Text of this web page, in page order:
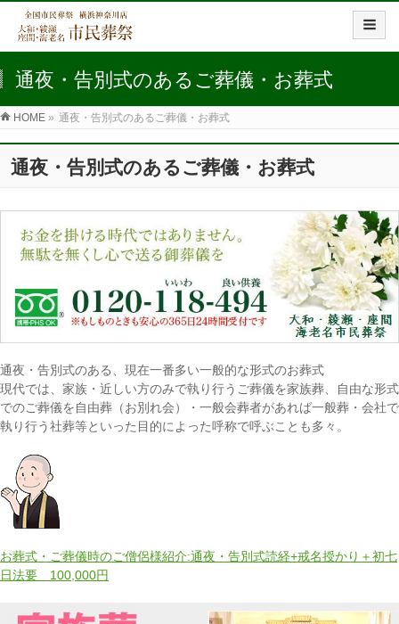
通夜・告別式のあるご葬儀・お葬式
HOME » 通夜・告別式のあるご葬儀・お葬式
通夜・告別式のあるご葬儀・お葬式
通夜・告別式のある、現在一番多い一般的な形式のお葬式
現代では、家族・近しい方のみで執り行うご葬儀を家族葬、自由な形式
でのご葬儀を自由葬（お別れ会）・一般会葬者があれば一般葬・会社で
執り行う社葬等といった目的によった呼称で呼ぶことも多々。
お葬式・ご葬儀時のご僧侶様紹介:通夜・告別式読経+戒名授かり＋初七
日法要 100,000円